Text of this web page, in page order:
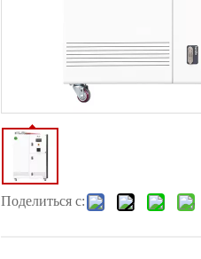
Поделиться с: